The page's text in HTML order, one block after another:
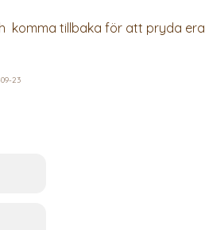
komma tillbaka för att pryda era
23